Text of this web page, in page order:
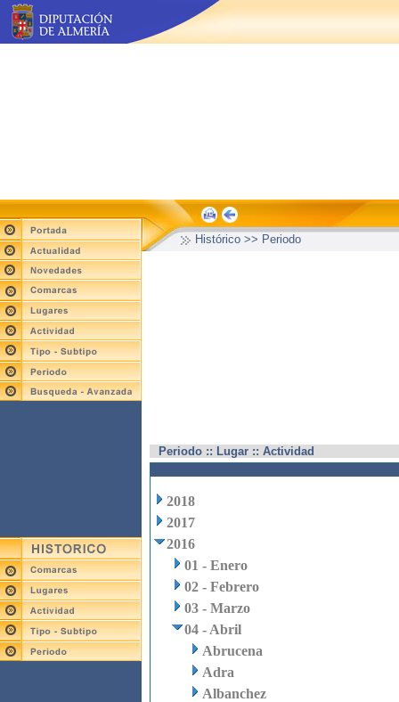
Histórico >> Periodo
Periodo :: Lugar :: Actividad
2018
2017
2016
01 - Enero
02 - Febrero
03 - Marzo
04 - Abril
Abrucena
Adra
Albanchez